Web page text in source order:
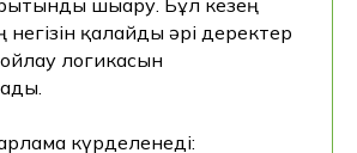
шығару. Бұл кезең
қалайды әрі деректер
логикасын
күрделенеді: